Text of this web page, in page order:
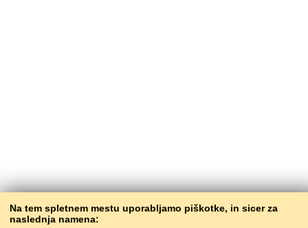
Na tem spletnem mestu uporabljamo piškotke, in sicer za
naslednja namena: